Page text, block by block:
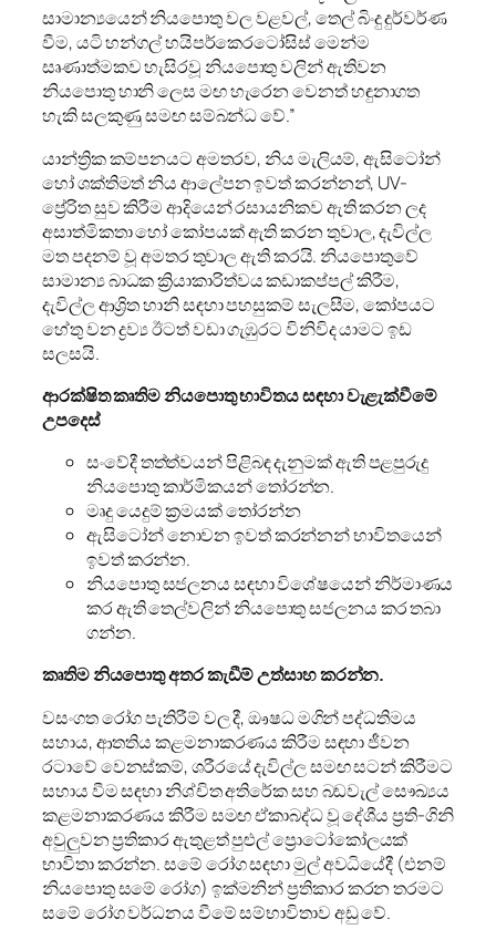
සාමාන්‍යයෙන් නියපොතු වල වළවල්, තෙල් බිංදු දුර්වර්ණ
වීම, යටි හන්ගල් හයිපර්කෙරටෝසිස් මෙන්ම
සෘණාත්මකව හැසිරවූ නියපොතු වලින් ඇතිවන
නියපොතු හානි ලෙස මඟ හැරෙන වෙනත් හඳුනාගත
හැකි සලකුණු සමඟ සම්බන්ධ වේ.”
යාන්ත්‍රික කම්පනයට අමතරව, නිය මැලියම්, ඇසිටෝන්
හෝ ශක්තිමත් නිය ආලේපන ඉවත් කරන්නන්, UV-
ප්‍රේරිත සුව කිරීම ආදියෙන් රසායනිකව ඇති කරන ලද
අසාත්මිකතා හෝ කෝපයක් ඇති කරන තුවාල, දැවිල්ල
මත පදනම් වූ අමතර තුවාල ඇති කරයි. නියපොතුවේ
සාමාන්‍ය බාධක ක්‍රියාකාරිත්වය කඩාකප්පල් කිරීම,
දැවිල්ල ආශ්‍රිත හානි සඳහා පහසුකම් සැලසීම, කෝපයට
හේතු වන ද්‍රව්‍ය ඊටත් වඩා ගැඹුරට විනිවිද යාමට ඉඩ
සලසයි.
ආරක්ෂිත කෘතිම නියපොතු භාවිතය සඳහා වැළැක්වීමේ
උපදෙස්
සංවේදී තත්ත්වයන් පිළිබඳ දැනුමක් ඇති පළපුරුදු
නියපොතු කාර්මිකයන් තෝරන්න.
මෘදු යෙදුම් ක්‍රමයක් තෝරන්න
ඇසිටෝන් නොවන ඉවත් කරන්නන් භාවිතයෙන්
ඉවත් කරන්න.
නියපොතු සජලනය සඳහා විශේෂයෙන් නිර්මාණය
කර ඇති තෙල්වලින් නියපොතු සජලනය කර තබා
ගන්න.
කෘතිම නියපොතු අතර කැඩීම් උත්සාහ කරන්න.
වසංගත රෝග පැතිරීම් වල දී, ඖෂධ මගින් පද්ධතිමය
සහාය, ආතතිය කළමනාකරණය කිරීම සඳහා ජීවන
රටාවේ වෙනස්කම්, ශරීරයේ දැවිල්ල සමඟ සටන් කිරීමට
සහාය වීම සඳහා නිශ්චිත අතිරේක සහ බඩවැල් සෞඛ්‍යය
කළමනාකරණය කිරීම සමඟ ඒකාබද්ධ වූ දේශීය ප්‍රති-ගිනි
අවුලුවන ප්‍රතිකාර ඇතුළත් පුළුල් ප්‍රොටෝකෝලයක්
භාවිතා කරන්න. සමේ රෝග සඳහා මුල් අවධියේදී (එනම්
නියපොතු සමේ රෝග) ඉක්මනින් ප්‍රතිකාර කරන තරමට
සමේ රෝග වර්ධනය වීමේ සම්භාවිතාව අඩු වේ.